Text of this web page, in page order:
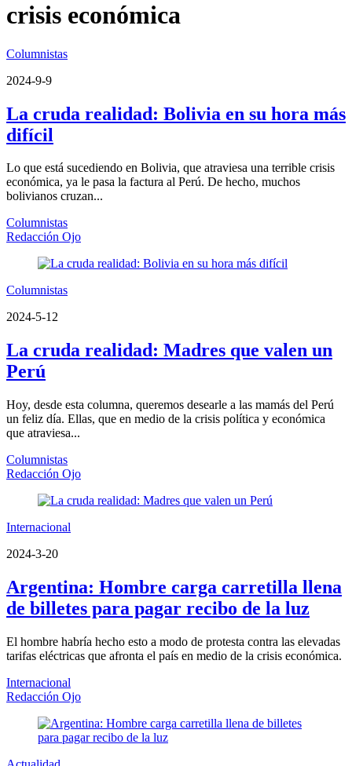
crisis económica
Columnistas
2024-9-9
La cruda realidad: Bolivia en su hora más
difícil
Lo que está sucediendo en Bolivia, que atraviesa una terrible crisis
económica, ya le pasa la factura al Perú. De hecho, muchos
bolivianos cruzan...
Columnistas
Redacción Ojo
Columnistas
2024-5-12
La cruda realidad: Madres que valen un
Perú
Hoy, desde esta columna, queremos desearle a las mamás del Perú
un feliz día. Ellas, que en medio de la crisis política y económica
que atraviesa...
Columnistas
Redacción Ojo
Internacional
2024-3-20
Argentina: Hombre carga carretilla llena
de billetes para pagar recibo de la luz
El hombre habría hecho esto a modo de protesta contra las elevadas
tarifas eléctricas que afronta el país en medio de la crisis económica.
Internacional
Redacción Ojo